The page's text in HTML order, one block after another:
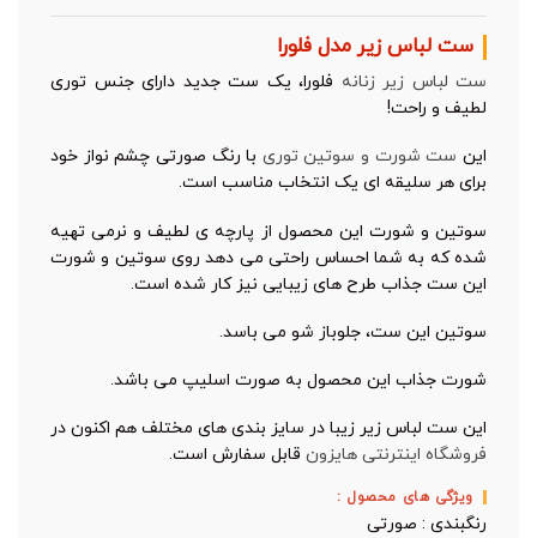
ست لباس زیر مدل فلورا
ست لباس زیر زنانه فلورا، یک ست جدید دارای جنس توری
لطیف و راحت!
این ست شورت و سوتین توری با رنگ صورتی چشم نواز خود
برای هر سلیقه ای یک انتخاب مناسب است.
سوتین و شورت این محصول از پارچه ی لطیف و نرمی تهیه
شده که به شما احساس راحتی می دهد روی سوتین و شورت
این ست جذاب طرح های زیبایی نیز کار شده است.
سوتین این ست، جلوباز شو می باسد.
شورت جذاب این محصول به صورت اسلیپ می باشد.
این ست لباس زیر زیبا در سایز بندی های مختلف هم اکنون در
فروشگاه اینترنتی هایزون قابل سفارش است.
ویژگی های محصول :
رنگبندی : صورتی